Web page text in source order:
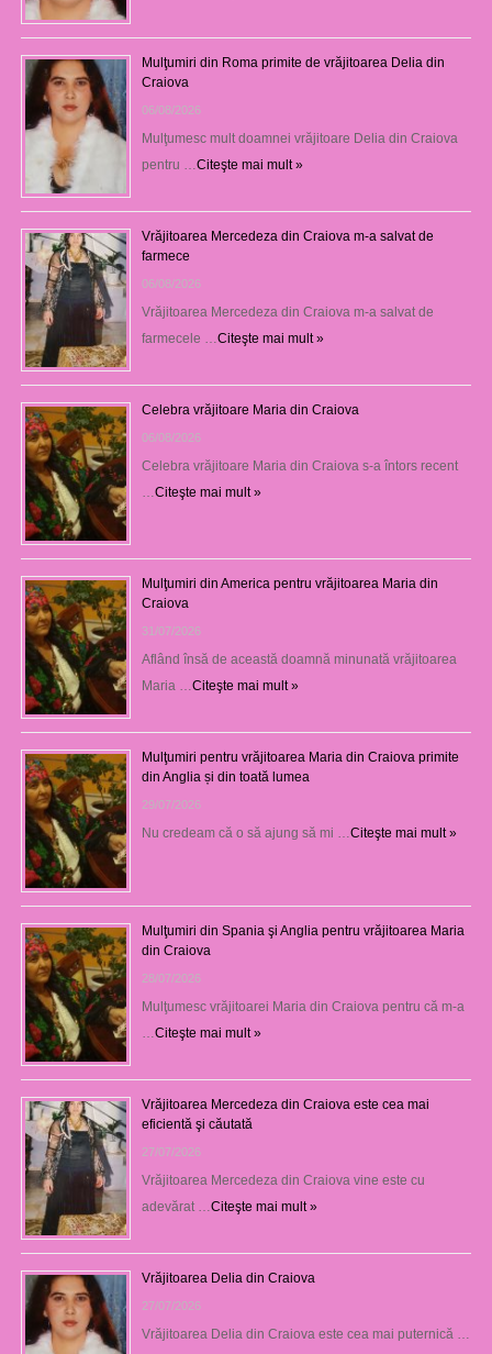
Mulţumiri din Roma primite de vrăjitoarea Delia din
Craiova
06/08/2026
Mulţumesc mult doamnei vrăjitoare Delia din Craiova
pentru … Citeşte mai mult »
Vrăjitoarea Mercedeza din Craiova m-a salvat de
farmece
06/08/2026
Vrăjitoarea Mercedeza din Craiova m-a salvat de
farmecele … Citeşte mai mult »
Celebra vrăjitoare Maria din Craiova
06/08/2026
Celebra vrăjitoare Maria din Craiova s-a întors recent
Citeşte mai mult »
Mulţumiri din America pentru vrăjitoarea Maria din
Craiova
31/07/2026
Aflând însă de această doamnă minunată vrăjitoarea
Maria … Citeşte mai mult »
Mulţumiri pentru vrăjitoarea Maria din Craiova primite
din Anglia și din toată lumea
29/07/2026
Nu credeam că o să ajung să mi … Citeşte mai mult »
Mulţumiri din Spania şi Anglia pentru vrăjitoarea Maria
din Craiova
28/07/2026
Mulţumesc vrăjitoarei Maria din Craiova pentru că m-a
Citeşte mai mult »
Vrăjitoarea Mercedeza din Craiova este cea mai
eficientă şi căutată
27/07/2026
Vrăjitoarea Mercedeza din Craiova vine este cu
adevărat … Citeşte mai mult »
Vrăjitoarea Delia din Craiova
27/07/2026
Vrăjitoarea Delia din Craiova este cea mai puternică …